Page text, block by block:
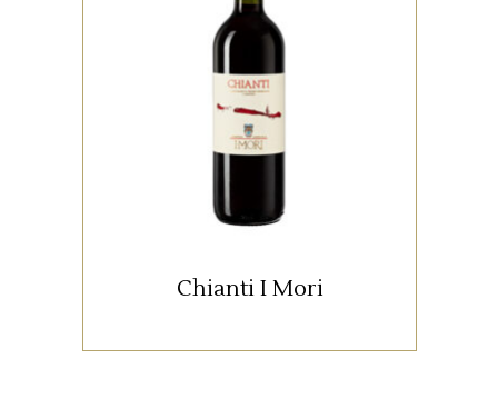
Florence, at an altitude of 200
meters above sea level.
Chianti I Mori